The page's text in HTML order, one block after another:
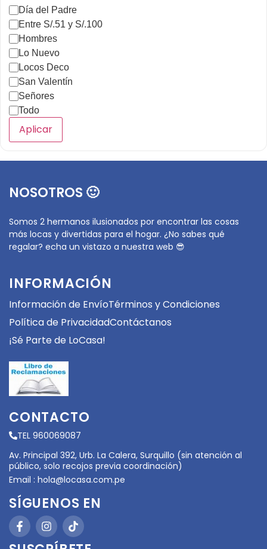
Día del Padre
Entre S/.51 y S/.100
Hombres
Lo Nuevo
Locos Deco
San Valentín
Señores
Todo
Aplicar
NOSOTROS 🙂
Somos 2 hermanos ilusionados por encontrar las cosas
más locas y divertidas para el hogar. ¿No sabes qué
regalar? echa un vistazo a nuestra web 😎
INFORMACIÓN
Información de EnvíoTérminos y Condiciones
Política de PrivacidadContáctanos
¡Sé Parte de LoCasa!
CONTACTO
TEL 960069087
Av. Principal 392, Urb. La Calera, Surquillo (sin atención al
público, solo recojos previa coordinación)
Email : hola@locasa.com.pe
SÍGUENOS EN